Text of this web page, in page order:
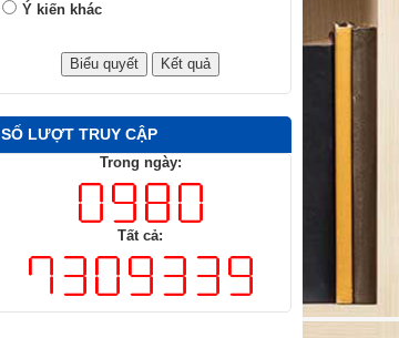
Ý kiến khác
SỐ LƯỢT TRUY CẬP
Trong ngày:
Tất cả: